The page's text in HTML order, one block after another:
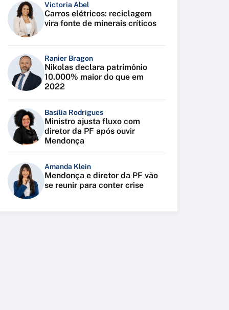
Victoria Abel
Carros elétricos: reciclagem
vira fonte de minerais críticos
Ranier Bragon
Nikolas declara patrimônio
10.000% maior do que em
2022
Basília Rodrigues
Ministro ajusta fluxo com
diretor da PF após ouvir
Mendonça
Amanda Klein
Mendonça e diretor da PF vão
se reunir para conter crise